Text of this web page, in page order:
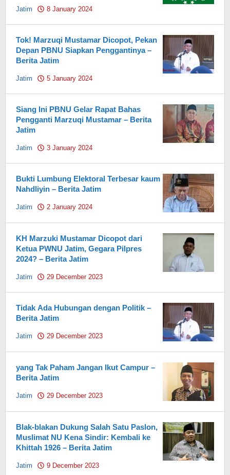
Jatim 8 January 2024
Tok! Marzuqi Mustamar Dicopot, Pekan
Depan PBNU Siapkan Penggantinya –
Berita Jatim
Jatim 5 January 2024
Siang Ini PBNU Gelar Rapat Bahas
Pengganti Marzuqi Mustamar – Berita
Jatim
Jatim 3 January 2024
Bukti Lumbung Elektoral Terbesar kaum
Nahdliyin – Berita Jatim
Jatim 2 January 2024
KH Marzuki Mustamar Dicopot dari
Ketua PWNU Jatim, Gegara Pilpres
2024? – Berita Jatim
Jatim 29 December 2023
Tidak Ada Hubungan dengan Politik –
Berita Jatim
Jatim 29 December 2023
yang Tak Paham Jangan Ikut Campur –
Berita Jatim
Jatim 29 December 2023
Blak-blakan Dukung Salah Satu Paslon,
Muslimat NU Kena Sindir: Kembali ke
Khittah 1926 – Berita Jatim
Jatim 9 December 2023